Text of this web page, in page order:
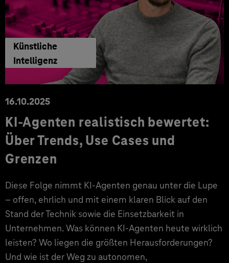
Künstliche
Intelligenz
16.10.2025
KI-Agenten realistisch bewertet:
Über Trends, Use Cases und
Grenzen
Diese Folge nimmt KI-Agenten genau unter die Lupe
– offen, ehrlich und mit einem klaren Blick auf den
Stand der Technik sowie die Einsetzbarkeit in
Unternehmen. Was können KI-Agenten heute wirklich
leisten? Wo liegen die größten Herausforderungen?
Und wie ist der Weg zu autonomen,